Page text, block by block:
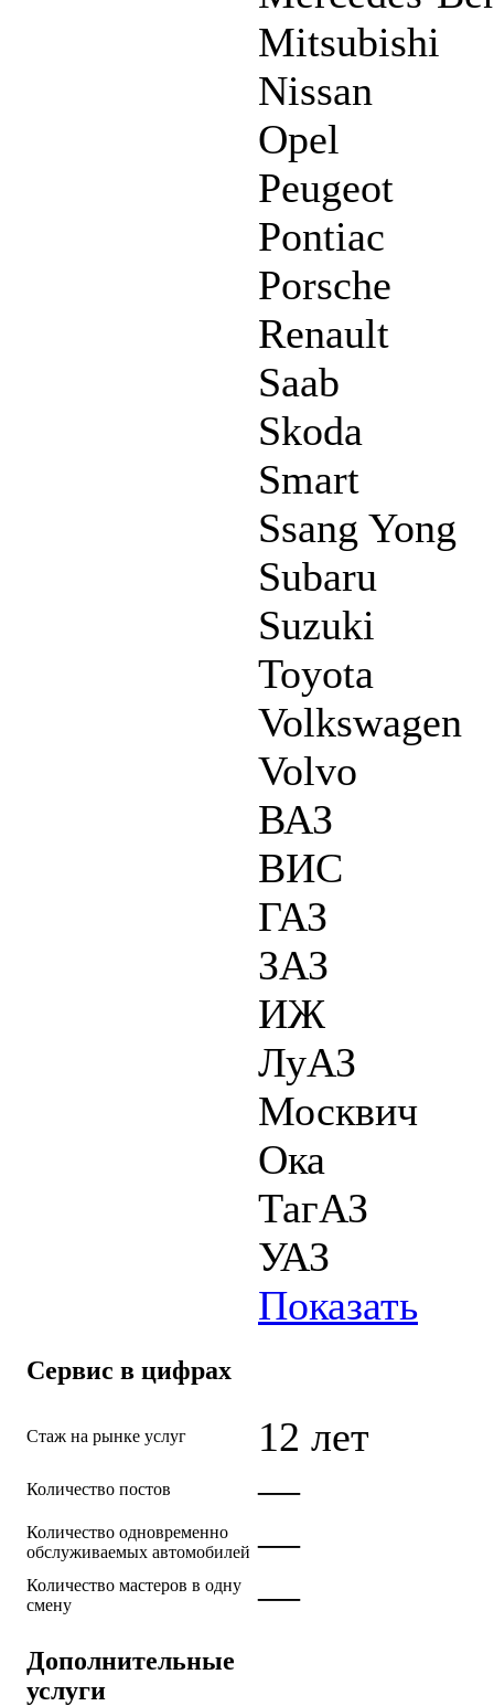
Mitsubishi
Nissan
Opel
Peugeot
Pontiac
Porsche
Renault
Saab
Skoda
Smart
Ssang Yong
Subaru
Suzuki
Toyota
Volkswagen
Volvo
ВАЗ
ВИС
ГАЗ
ЗАЗ
ИЖ
ЛуАЗ
Москвич
Ока
ТагАЗ
УАЗ
Показать
Сервис в цифрах
Стаж на рынке услуг 12 лет
Количество постов —
Количество одновременно
обслуживаемых автомобилей —
Количество мастеров в одну
смену
—
Дополнительные
услуги